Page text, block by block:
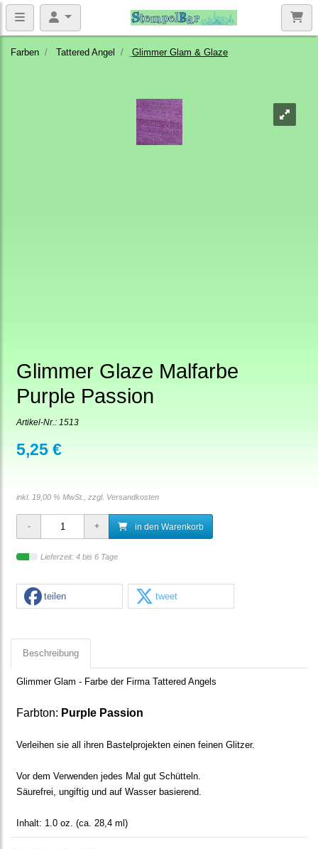
Farben Tattered Angel Glimmer Glam & Glaze
Glimmer Glaze Malfarbe
Purple Passion
Artikel-Nr.: 1513
5,25 €
inkl. 19,00 % MwSt., zzgl. Versandkosten
in den Warenkorb
Lieferzeit: 4 bis 6 Tage
teilen tweet
Beschreibung
Glimmer Glam - Farbe der Firma Tattered Angels
Farbton: Purple Passion
Verleihen sie all ihren Bastelprojekten einen feinen Glitzer.
Vor dem Verwenden jedes Mal gut Schütteln.
Säurefrei, ungiftig und auf Wasser basierend.
Inhalt: 1.0 oz. (ca. 28,4 ml)